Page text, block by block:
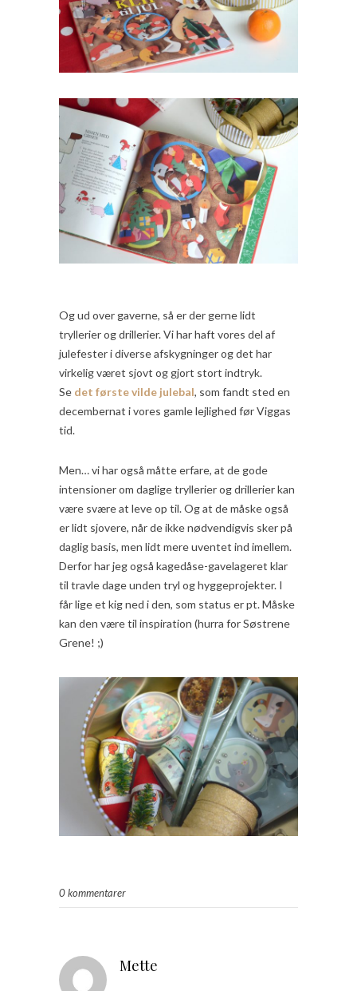
Og ud over gaverne, så er der gerne lidt
tryllerier og drillerier. Vi har haft vores del af
julefester i diverse afskygninger og det har
virkelig været sjovt og gjort stort indtryk.
Se det første vilde julebal, som fandt sted en
decembernat i vores gamle lejlighed før Viggas
tid.
Men… vi har også måtte erfare, at de gode
intensioner om daglige tryllerier og drillerier kan
være svære at leve op til. Og at de måske også
er lidt sjovere, når de ikke nødvendigvis sker på
daglig basis, men lidt mere uventet ind imellem.
Derfor har jeg også kagedåse-gavelageret klar
til travle dage unden tryl og hyggeprojekter. I
får lige et kig ned i den, som status er pt. Måske
kan den være til inspiration (hurra for Søstrene
Grene! ;)
0 kommentarer
Mette